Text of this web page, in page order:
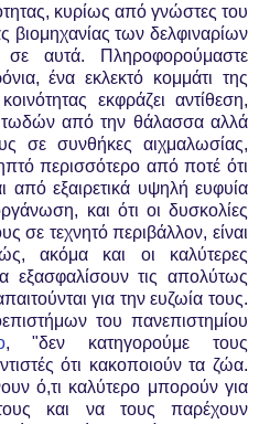
κυρίως από γνώστες του
βιομηχανίας των δελφιναρίων
αυτά. Πληροφορούμαστε
ένα εκλεκτό κομμάτι της
εκφράζει αντίθεση,
από την θάλασσα αλλά
σε συνθήκες αιχμαλωσίας,
περισσότερο από ποτέ ότι
από εξαιρετικά υψηλή ευφυία
και ότι οι δυσκολίες
σε τεχνητό περιβάλλον, είναι
ακόμα και οι καλύτερες
εξασφαλίσουν τις απολύτως
για την ευζωία τους.
του πανεπιστημίου
, "δεν κατηγορούμε τους
ότι κακοποιούν τα ζώα.
ό,τι καλύτερο μπορούν για
και να τους παρέχουν